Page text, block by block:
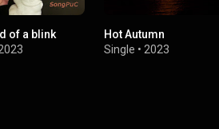
of a blink
Hot Autumn
Single • 2023